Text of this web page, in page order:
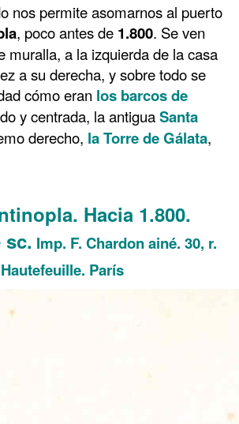
nos permite asomarnos al puerto
, poco antes de 1.800. Se ven
muralla, a la izquierda de la casa
a su derecha, y sobre todo se
cómo eran los barcos de
y centrada, la antiguaSanta
derecho, la Torre de Gálata,
Hacia 1.800.
sc. Imp. F. Chardon ainé. 30, r.
Hautefeuille. París